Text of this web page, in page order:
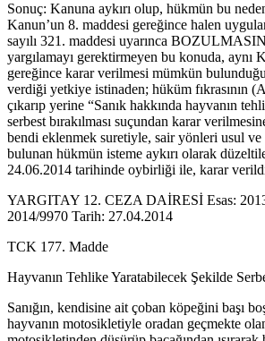
Sonuç: Kanuna aykırı olup, hükmün bu
Kanun’un 8. maddesi gereğince halen
sayılı 321. maddesi uyarınca
yargılamayı gerektirmeyen bu konuda, aynı
gereğince karar verilmesi mümkün
verdiği yetkiye istinaden; hüküm fıkrasının
çıkarıp yerine “Sanık hakkında hayvanın
serbest bırakılması suçundan karar
bendi eklenmek suretiyle, sair yönleri usul
bulunan hükmün isteme aykırı olarak
24.06.2014 tarihinde oybirliği ile, karar
YARGITAY 12. CEZA DAİRESİ Esas:
2014/9970 Tarih: 27.04.2014
TCK 177. Madde
Hayvanın Tehlike Yaratabilecek Şekilde
Sanığın, kendisine ait çoban köpeğini başı
hayvanın motosikletiyle oradan geçmekte